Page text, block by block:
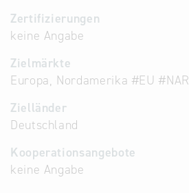
Zertifizierungen
keine Angabe
Zielmärkte
Europa, Nordamerika #EU #NAR
Zielländer
Deutschland
Kooperationsangebote
keine Angabe